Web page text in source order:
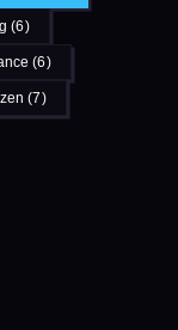
(6)
(6)
(7)